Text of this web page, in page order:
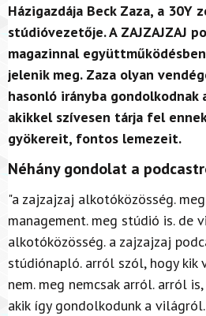
Házigazdája Beck Zaza, a 30Y
stúdióvezetője. A ZAJZAJZAJ
magazinnal
jelenik meg. Zaza olyan
hasonló irányba gondolkodnak
akikkel szívesen tárja fel
gyökereit, fontos lemezeit.
Néhány gondolat a
"a zajzajzaj alkotóközösség.
management. meg stúdió is. de
alkotóközösség. a zajzajzaj
stúdiónapló. arról szól, hogy kik
nem. meg nemcsak arról. arról
akik így gondolkodunk a